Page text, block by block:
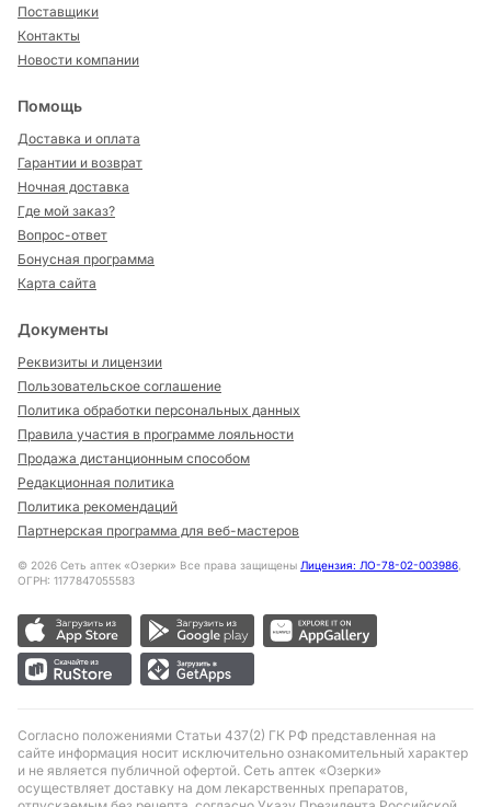
Поставщики
Контакты
Новости компании
Помощь
Доставка и оплата
Гарантии и возврат
Ночная доставка
Где мой заказ?
Вопрос-ответ
Бонусная программа
Карта сайта
Документы
Реквизиты и лицензии
Пользовательское соглашение
Политика обработки персональных данных
Правила участия в программе лояльности
Продажа дистанционным способом
Редакционная политика
Политика рекомендаций
Партнерская программа для веб-мастеров
© 2026 Сеть аптек «Озерки» Все права защищены Лицензия: ЛО-78-02-003986,
ОГРН: 1177847055583
Согласно положениями Статьи 437(2) ГК РФ представленная на
сайте информация носит исключительно ознакомительный характер
и не является публичной офертой. Сеть аптек «Озерки»
осуществляет доставку на дом лекарственных препаратов,